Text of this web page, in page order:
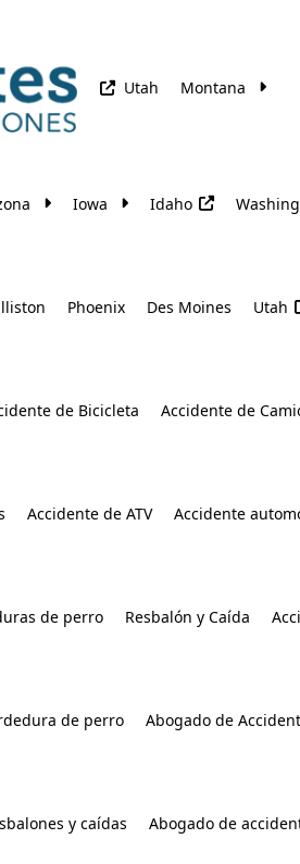
Utah Montana
Iowa Idaho
Phoenix Des Moines Utah
de Bicicleta Accidente de
Accidente de ATV Accidente
de perro Resbalón y Caída
de perro Abogado de
y caídas Abogado de